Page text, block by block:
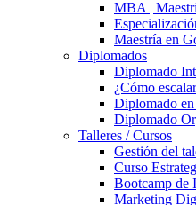
MBA |
Maestría en
Diplomados
Diplomado
¿Cómo
Diplomado
Diplomado
Talleres / Cursos
Gestión del
Curso
Bootcamp de
Marketing